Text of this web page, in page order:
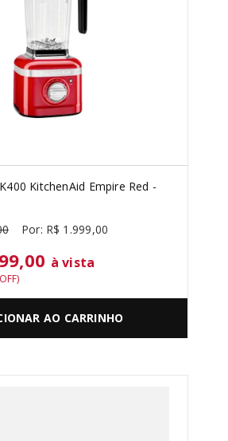
KitchenAid Empire Red -
R$ 1 .999,00
à vista
AO CARRINHO